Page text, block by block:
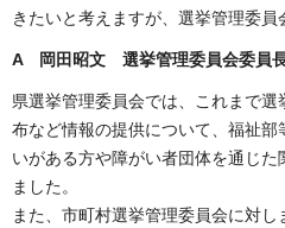
きたいと考えますが、選挙管理委員
A 岡田昭文 選挙管理委員会委員
県選挙管理委員会では、これまで
布など情報の提供について、福祉
いがある方や障がい者団体を通じた
ました。
また、市町村選挙管理委員会に対